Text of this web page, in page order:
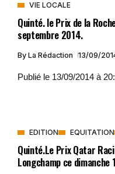
VIE LOCALE
Quinté. le Prix de la
septembre 2014.
By La Rédaction 13/09/
Publié le 13/09/2014 à
EDITION EQUITATION
Quinté.Le Prix Qatar
Longchamp ce